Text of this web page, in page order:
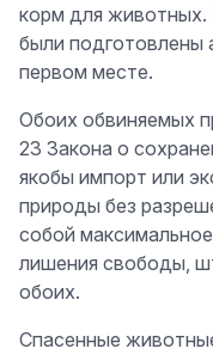
корм для животных.
были подготовлены
первом месте.
Обоих обвиняемых
23 Закона о
якобы импорт или
природы без
собой
лишения свободы,
обоих.
Спасенные